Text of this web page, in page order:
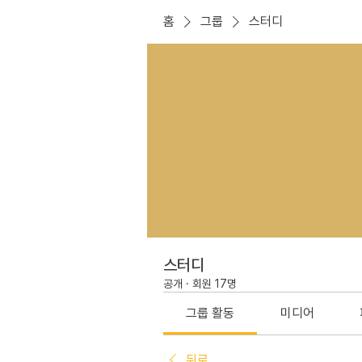
홈 그룹 스터디
스터디
공개 · 회원 17명
그룹 활동 미디어